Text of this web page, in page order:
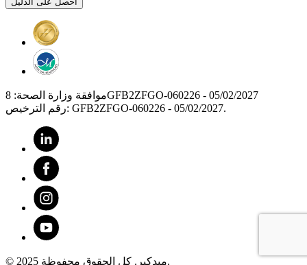
موافقة وزارة الصحة: 8GFB2ZFGO-060226 - 05/02/2027
رقم الترخيص: GFB2ZFGO-060226 - 05/02/2027.
© 2025 ميدكير. كل الحقوق محفوظة.